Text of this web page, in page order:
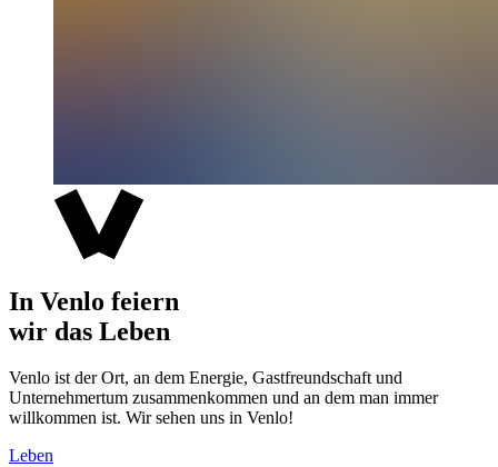
In Venlo feiern
wir das Leben
Venlo ist der Ort, an dem Energie, Gastfreundschaft und
Unternehmertum zusammenkommen und an dem man immer
willkommen ist. Wir sehen uns in Venlo!
Leben